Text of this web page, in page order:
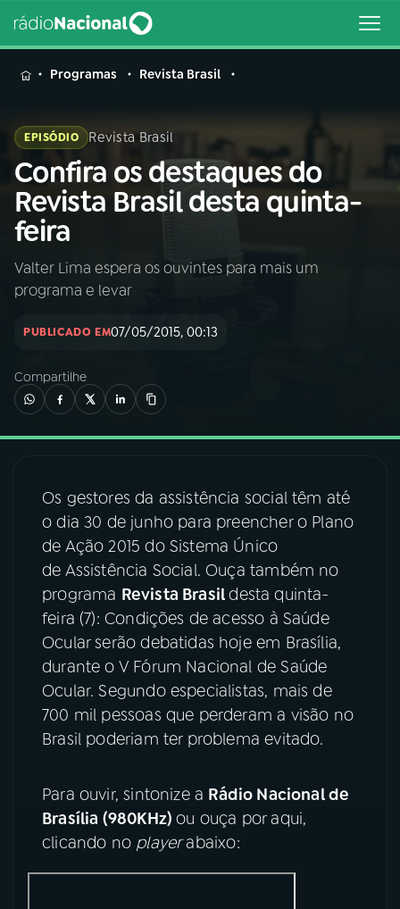
MENU
Buscar
na
Rádio
Nacional
Buscar
AO VIVO
INÍCIO
02A RÁDIO
03PROGRAMAÇÃO
04PROGRAMAS
PODCASTS
06VIDEOCASTS
08FESTIVAL DE MÚSICA
ACOMPANHE A RÁDIO NACIONAL
YouTube
Instagram X
Programas Revista Brasil
EPISÓDIO Revista Brasil
Confira os destaques do
Revista Brasil desta quinta-
feira
Valter Lima espera os ouvintes para mais um
programa e levar
PUBLICADO EM07/05/2015, 00:13
Compartilhe
Os gestores da assistência social têm até
o dia 30 de junho para preencher o Plano
de Ação 2015 do Sistema Único
de Assistência Social. Ouça também no
programa Revista Brasildesta quinta-
feira (7): Condições de acesso à Saúde
Ocular serão debatidas hoje em Brasília,
durante o V Fórum Nacional de Saúde
Ocular. Segundo especialistas, mais de
700 mil pessoas que perderam a visão no
Brasil poderiam ter problema evitado.
Para ouvir, sintonize a Rádio Nacional de
Brasília (980KHz)ou ouça por aqui,
clicando no playerabaixo: